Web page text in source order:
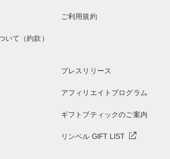
ご利用規約
いて（約款）
プレスリリース
アフィリエイトプログラム
ギフトブティックのご案内
リンベル GIFT LIST